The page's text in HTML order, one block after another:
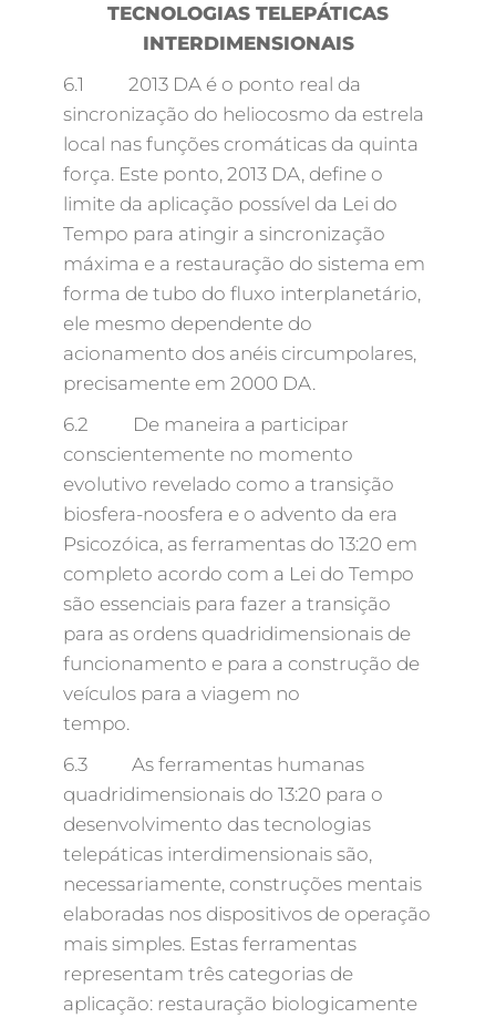
TECNOLOGIAS TELEPÁTICAS
INTERDIMENSIONAIS
6.1 2013 DA é o ponto real da
sincronização do heliocosmo da estrela
local nas funções cromáticas da quinta
força. Este ponto, 2013 DA, define o
limite da aplicação possível da Lei do
Tempo para atingir a sincronização
máxima e a restauração do sistema em
forma de tubo do fluxo interplanetário,
ele mesmo dependente do
acionamento dos anéis circumpolares,
precisamente em 2000 DA.
6.2 De maneira a participar
conscientemente no momento
evolutivo revelado como a transição
biosfera-noosfera e o advento da era
Psicozóica, as ferramentas do 13:20 em
completo acordo com a Lei do Tempo
são essenciais para fazer a transição
para as ordens quadridimensionais de
funcionamento e para a construção de
veículos para a viagem no
tempo.
6.3 As ferramentas humanas
quadridimensionais do 13:20 para o
desenvolvimento das tecnologias
telepáticas interdimensionais são,
necessariamente, construções mentais
elaboradas nos dispositivos de operação
mais simples. Estas ferramentas
representam três categorias de
aplicação: restauração biologicamente